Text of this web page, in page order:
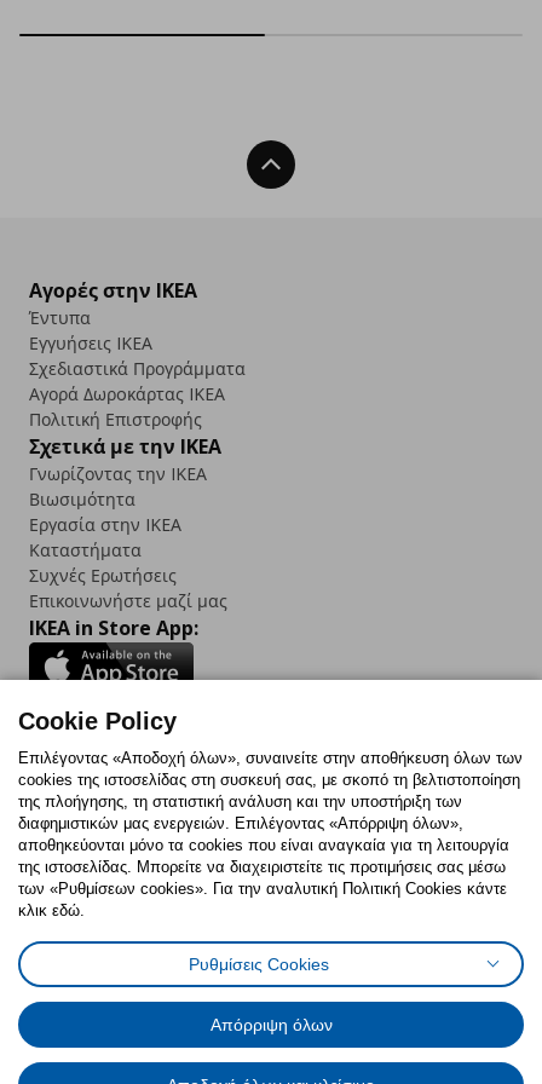
Back To Top
Αγορές στην IKEA
Έντυπα
Εγγυήσεις IKEA
Σχεδιαστικά Προγράμματα
Αγορά Δωρoκάρτας IKEA
Πολιτική Επιστροφής
Σχετικά με την IKEA
Γνωρίζοντας την IKEA
Βιωσιμότητα
Εργασία στην IKEA
Καταστήματα
Συχνές Ερωτήσεις
Επικοινωνήστε μαζί μας
IKEA in Store App:
Follow us:
FacebookInstagram
TikTokYoutubePinterestTwitter
Πολιτική CookiesΔήλωση ψηφιακής προσβασιμότητας
Ρυθμίσεις cookiesΌροι Χρήσης
Γενική Πολιτική Προσωπικών Δεδομένων
Πολιτική Προσωπικών Δεδομένων για ΙΚΕΑ.gr
Κώδικας Καταναλωτικής Δεοντολογίας
Cookie Policy
Επιλέγοντας «Αποδοχή όλων», συναινείτε στην αποθήκευση όλων των
cookies της ιστοσελίδας στη συσκευή σας, με σκοπό τη βελτιστοποίηση
της πλοήγησης, τη στατιστική ανάλυση και την υποστήριξη των
διαφημιστικών μας ενεργειών. Επιλέγοντας «Απόρριψη όλων»,
αποθηκεύονται μόνο τα cookies που είναι αναγκαία για τη λειτουργία
της ιστοσελίδας. Μπορείτε να διαχειριστείτε τις προτιμήσεις σας μέσω
των «Ρυθμίσεων cookies». Για την αναλυτική Πολιτική Cookies κάντε
κλικ εδώ.
Ρυθμίσεις Cookies
Απόρριψη όλων